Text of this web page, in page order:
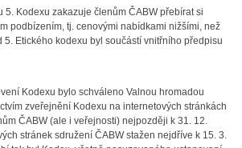
5. Kodexu zakazuje členům ČABW přebírat si
podbízením, tj. cenovými nabídkami nižšími, než
5. Etického kodexu byl součástí vnitřního předpisu
Kodexu bylo schváleno Valnou hromadou
zveřejnění Kodexu na internetových stránkách
ČABW (ale i veřejnosti) nejpozději k 31. 12.
stránek sdružení ČABW stažen nejdříve k 15. 3.